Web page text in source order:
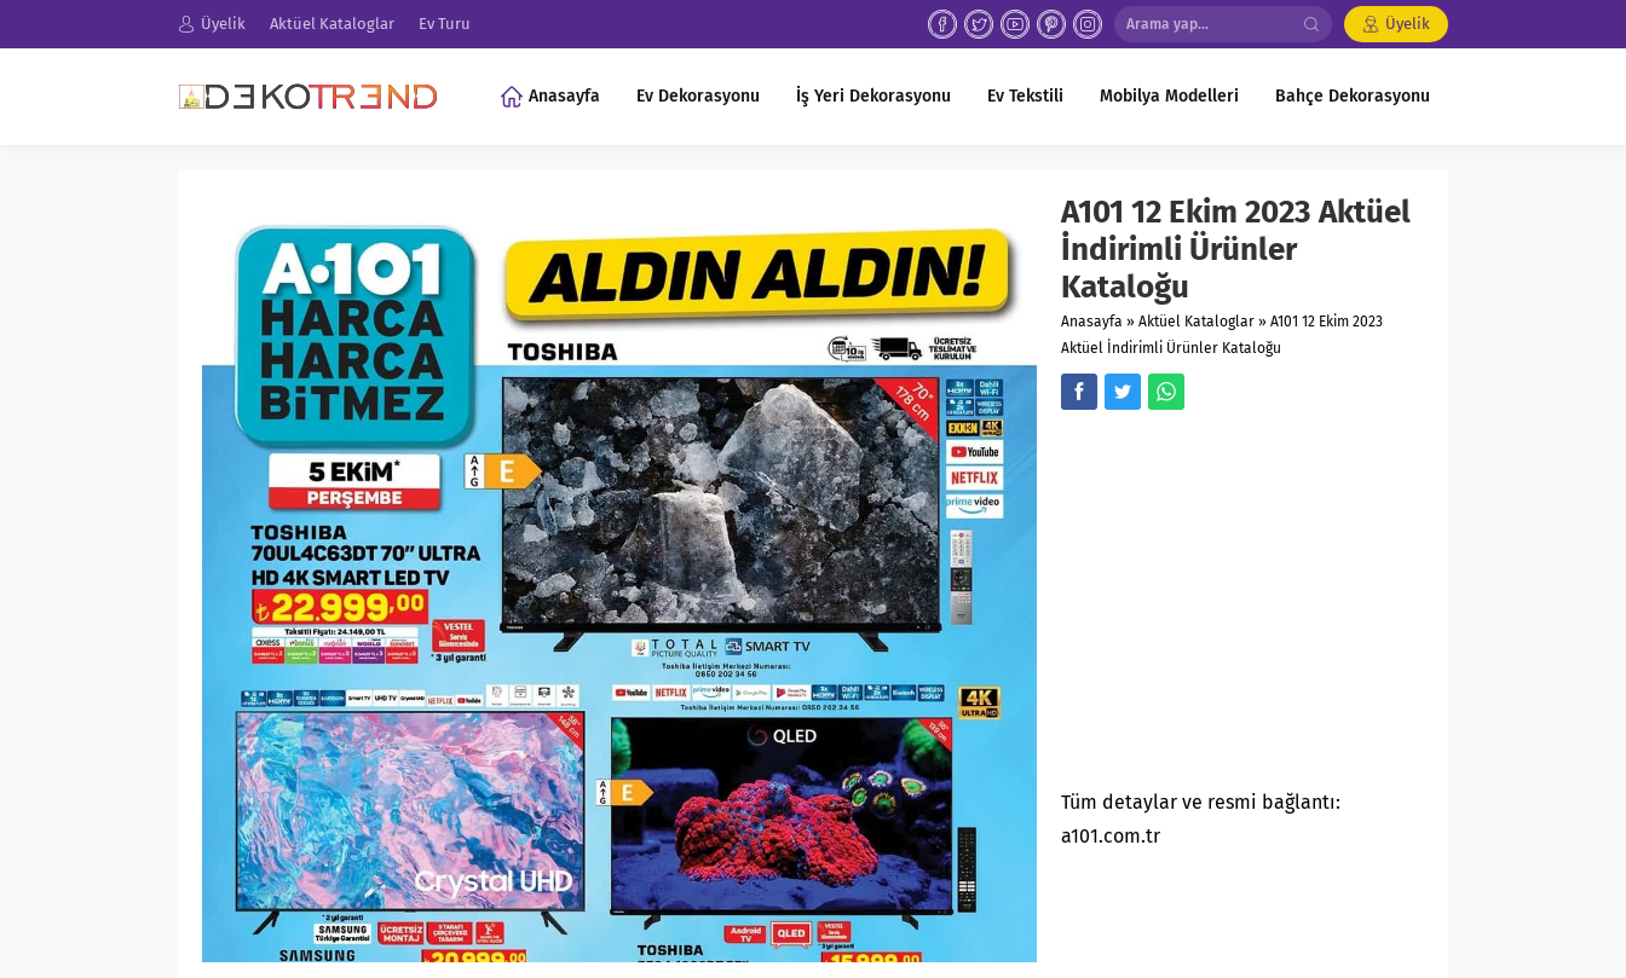
Üyelik Aktüel Kataloglar Ev Turu Üyelik
Anasayfa Ev Dekorasyonu İş Yeri Dekorasyonu Ev Tekstili Mobilya Modelleri Bahçe Dekorasyonu
A101 12 Ekim 2023 Aktüel
İndirimli Ürünler
Kataloğu
Anasayfa » Aktüel Kataloglar » A101 12 Ekim 2023
Aktüel İndirimli Ürünler Kataloğu
Tüm detaylar ve resmi bağlantı:
a101.com.tr